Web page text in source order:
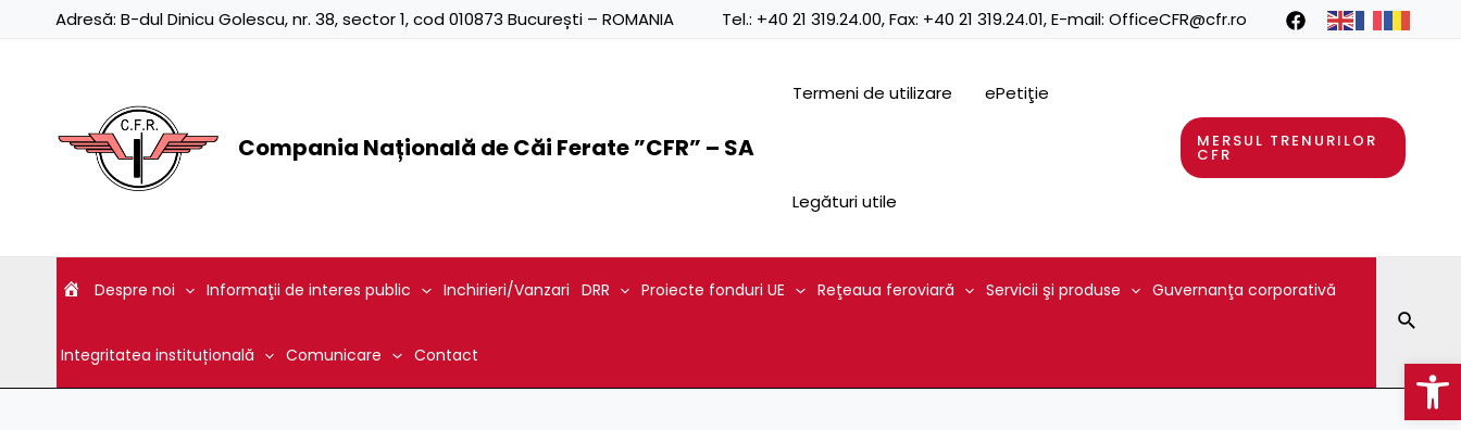
Adresă: B-dul Dinicu Golescu, nr. 38, sector 1, cod 010873 București – ROMANIA Tel.: +40 21 319.24.00, Fax: +40 21 319.24.01, E-mail: OfficeCFR@cfr.ro
Compania Națională de Căi Ferate ”CFR” – SA
Termeni de utilizare ePetiţie
Legături utile
MERSUL TRENURILOR
CFR
Despre noi Informaţii de interes public Inchirieri/Vanzari DRR Proiecte fonduri UE Reţeaua feroviară Servicii şi produse Guvernanţa corporativă
Integritatea instituțională Comunicare Contact